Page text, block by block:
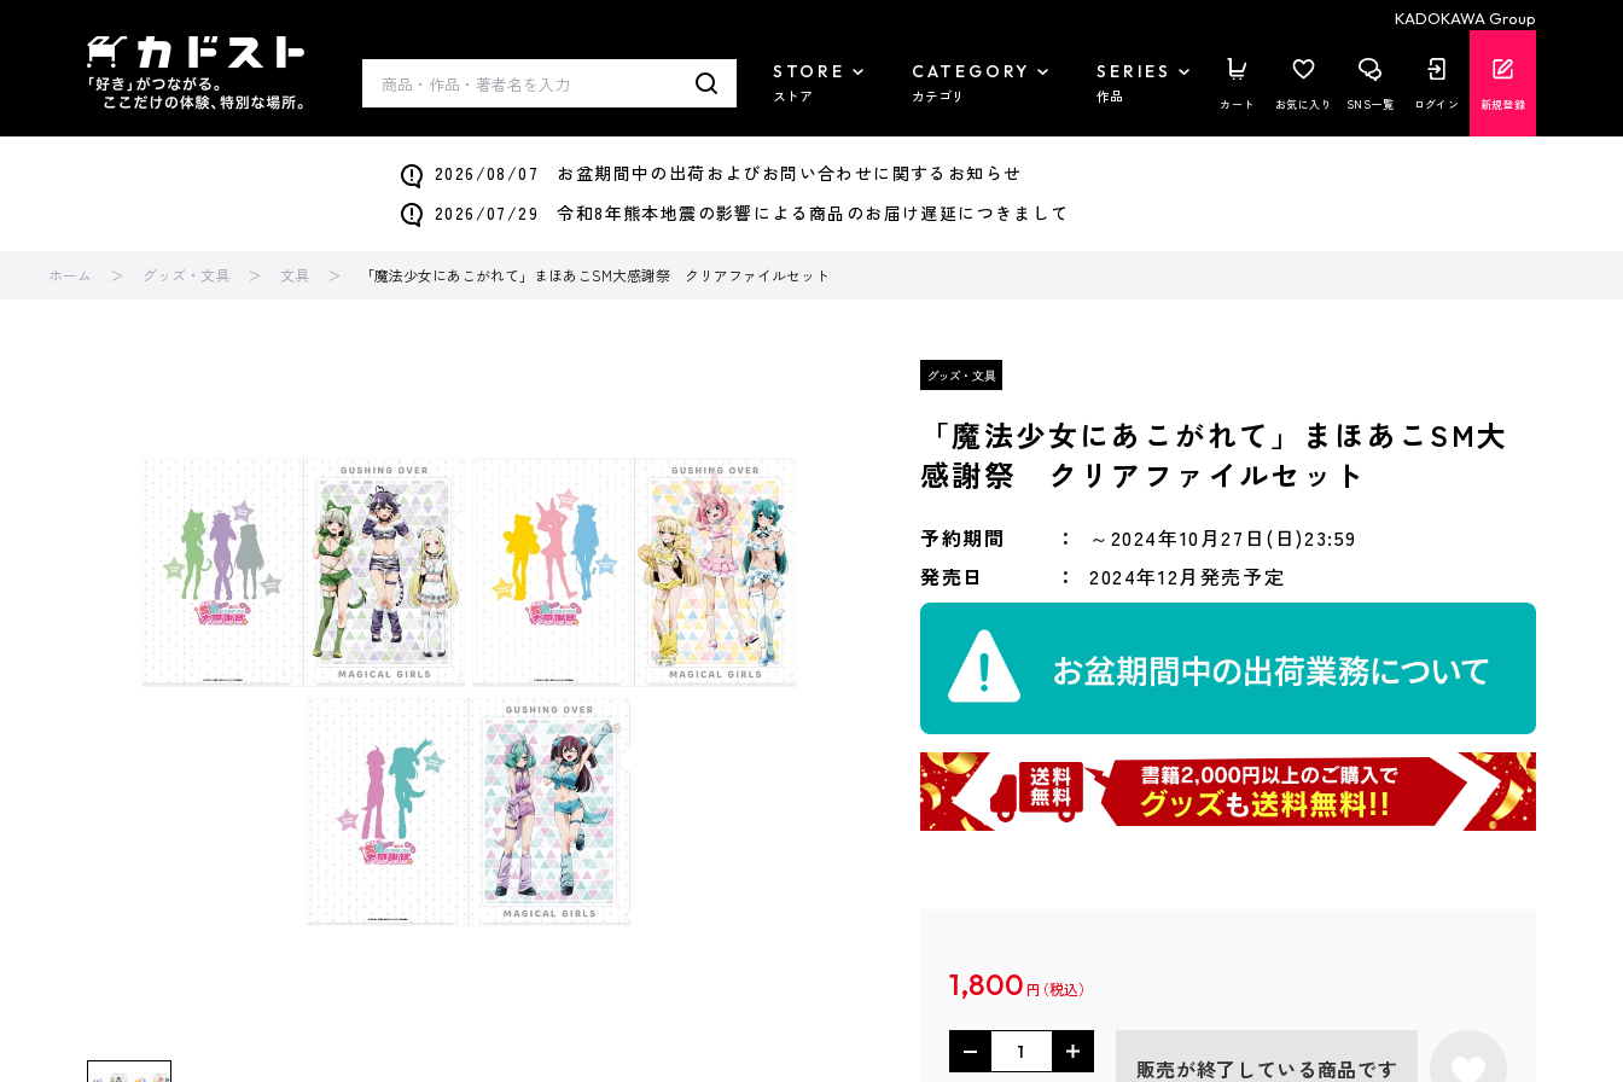
KADOKAWA Group
STORE
ストア
CATEGORY
カテゴリ
SERIES
作品 カート お気に入り SNS一覧 ログイン 新規登録
2026/08/07 お盆期間中の出荷およびお問い合わせに関するお知らせ
2026/07/29 令和8年熊本地震の影響による商品のお届け遅延につきまして
ホーム グッズ・文具 文具 「魔法少女にあこがれて」まほあこSM大感謝祭 クリアファイルセット
「魔法少女にあこがれて」まほあこSM大
感謝祭 クリアファイルセット
予約期間
～2024年10月27日(日)23:59
発売日
2024年12月発売予定
1,800 円
販売が終了している商品です